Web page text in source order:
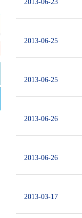
2013-06-25
2013-06-25
2013-06-26
2013-06-26
2013-03-17